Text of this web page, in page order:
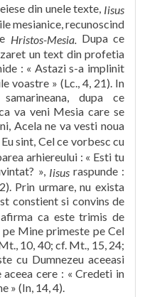
din unele texte, Iisus
mesianice, recunoscind
Hristos-Mesia. Dupa ce
un text din profetia
: « Astazi s-a implinit
voastre » (Lc., 4, 21). In
dupa ce
va veni Mesia care se
Acela ne va vesti noua
sint, Cel ce vorbesc cu
arhiereului : « Esti tu
», Iisus raspunde :
Prin urmare, nu exista
constient si convins de
ca este trimis de
Mine primeste pe Cel
10, 40; cf. Mt., 15, 24;
cu Dumnezeu aceeasi
cere : « Credeti in
» (In, 14, 4).